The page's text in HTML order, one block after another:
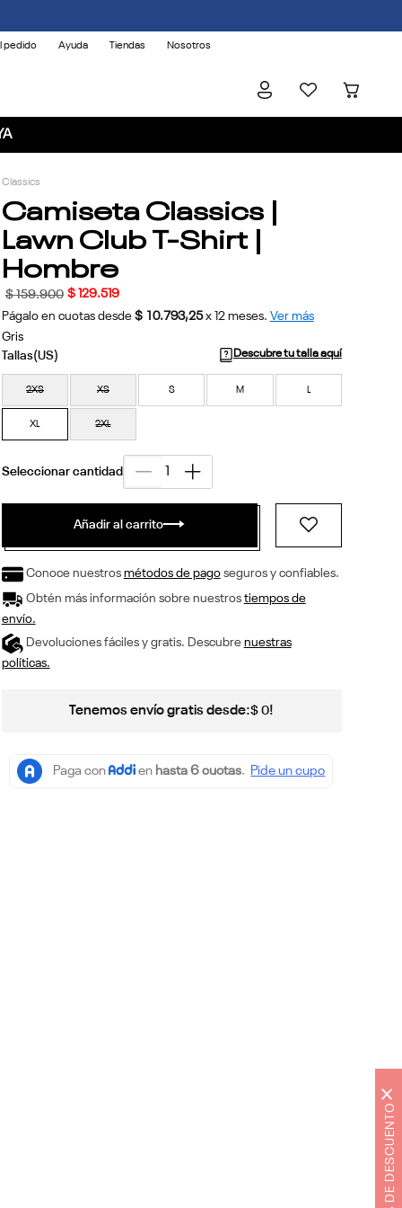
pedido Ayuda Tiendas Nosotros
Classics
Camiseta Classics |
Lawn Club T-Shirt |
Hombre
$ 159.900 $ 129.519
Págalo en cuotas desde $ 10.793,25 x 12meses. Ver más
Gris
Descubre tu talla aquí
2XS XS S M L
XL 2XL
Añadir al carrito
Conoce nuestros métodos de pagoseguros y confiables.
Obtén más información sobre nuestros tiempos de
envío.
Devoluciones fáciles y gratis. Descubre nuestras
políticas.
Tenemos envío gratis desde:$ 0!